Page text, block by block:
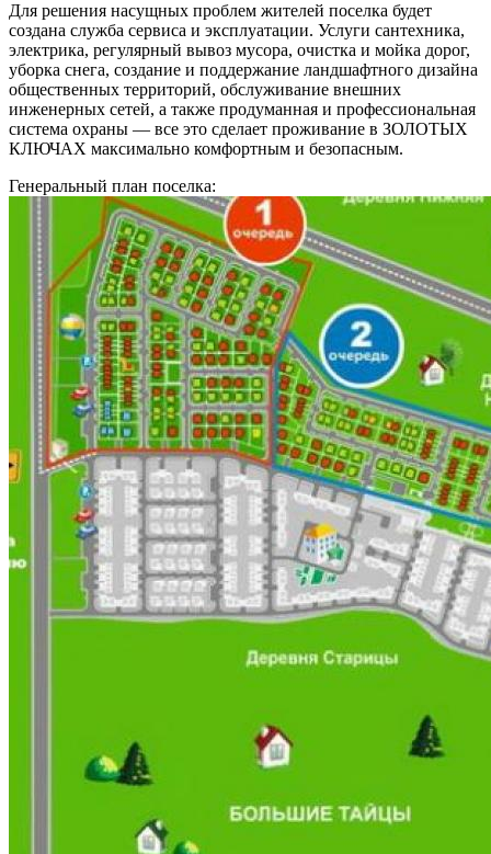
Для решения насущных проблем жителей поселка будет
создана служба сервиса и эксплуатации. Услуги сантехника,
электрика, регулярный вывоз мусора, очистка и мойка дорог,
уборка снега, создание и поддержание ландшафтного дизайна
общественных территорий, обслуживание внешних
инженерных сетей, а также продуманная и профессиональная
система охраны — все это сделает проживание в ЗОЛОТЫХ
КЛЮЧАХ максимально комфортным и безопасным.
Генеральный план поселка: